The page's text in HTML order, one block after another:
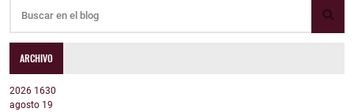
ARCHIVO
2026 1630
agosto 19